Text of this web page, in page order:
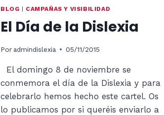
BLOG CAMPAÑAS Y VISIBILIDAD
El Día de la Dislexia
Por admindislexia 05/11/2015
El domingo 8 de noviembre se
conmemora el día de la Dislexia y para
celebrarlo hemos hecho este cartel. Os
lo publicamos por si queréis enviarlo a